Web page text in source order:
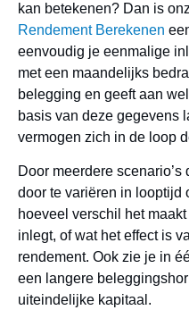
kan betekenen? Dan is
Rendement Berekenen
eenvoudig je eenmalige
met een maandelijks
belegging en geeft aan
basis van deze gegevens
vermogen zich in de loop
Door meerdere
door te variëren in looptijd
hoeveel verschil het
inlegt, of wat het effect is
rendement. Ook zie je in
een langere
uiteindelijke kapitaal.